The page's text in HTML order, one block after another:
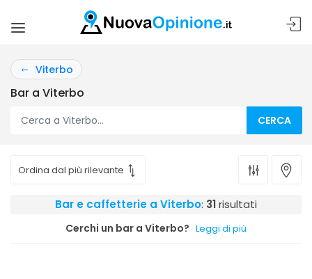
Viterbo
Bar a Viterbo
CERCA
Bar e caffetterie a Viterbo: 31risultati
Cerchi un bar a Viterbo? Leggi di più